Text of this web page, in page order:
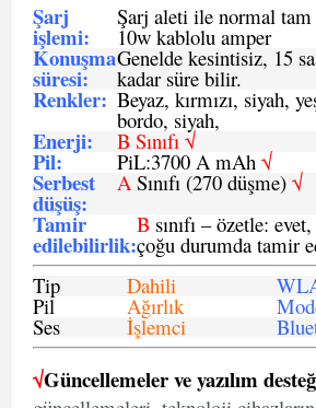
Şarj
işlemi:
Şarj aleti ile normal
10w kablolu amper
Konuşma
süresi:
Genelde kesintisiz, 15
kadar süre bilir.
Renkler: Beyaz, kırmızı, siyah,
bordo, siyah,
Enerji: B Sınıfı √
Pil: PiL:3700 A mAh √
Serbest
düşüş:
ASınıfı (270 düşme) √
Tamir
edilebilirlik:
B sınıfı – özetle:
çoğu durumda tamir
Tip
Dahili
Pil Ağırlık
Ses İşlemci
√Güncellemeler ve yazılım